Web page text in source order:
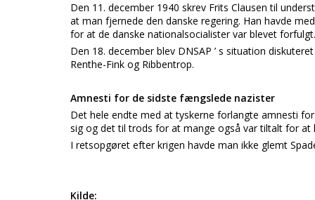
Den 11. december 1940 skrev Frits Clausen til
at man fjernede den danske regering. Han havde
for at de danske nationalsocialister var blevet forfulgt.
Den 18. december blev DNSAP ’ s situation
Renthe-Fink og Ribbentrop.
Amnesti for de sidste fængslede nazister
Det hele endte med at tyskerne forlangte amnesti
sig og det til trods for at mange også var tiltalt for at
I retsopgøret efter krigen havde man ikke glemt
Kilde: